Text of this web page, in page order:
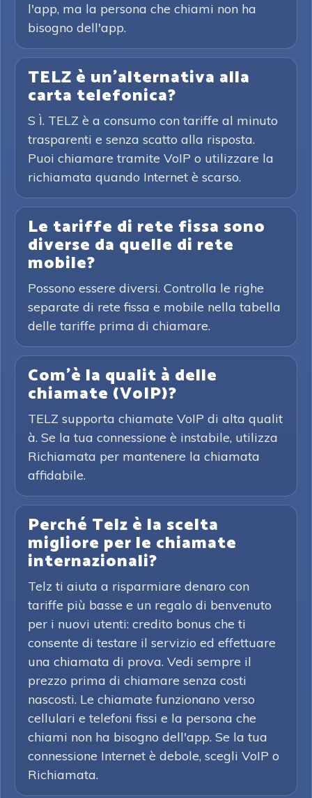
l'app, ma la persona che chiami non ha
bisogno dell'app.
TELZ è un'alternativa alla
carta telefonica?
S Ì. TELZ è a consumo con tariffe al minuto
trasparenti e senza scatto alla risposta.
Puoi chiamare tramite VoIP o utilizzare la
richiamata quando Internet è scarso.
Le tariffe di rete fissa sono
diverse da quelle di rete
mobile?
Possono essere diversi. Controlla le righe
separate di rete fissa e mobile nella tabella
delle tariffe prima di chiamare.
Com'è la qualit à delle
chiamate (VoIP)?
TELZ supporta chiamate VoIP di alta qualit
à. Se la tua connessione è instabile, utilizza
Richiamata per mantenere la chiamata
affidabile.
Perché Telz è la scelta
migliore per le chiamate
internazionali?
Telz ti aiuta a risparmiare denaro con
tariffe più basse e un regalo di benvenuto
per i nuovi utenti: credito bonus che ti
consente di testare il servizio ed effettuare
una chiamata di prova. Vedi sempre il
prezzo prima di chiamare senza costi
nascosti. Le chiamate funzionano verso
cellulari e telefoni fissi e la persona che
chiami non ha bisogno dell'app. Se la tua
connessione Internet è debole, scegli VoIP o
Richiamata.